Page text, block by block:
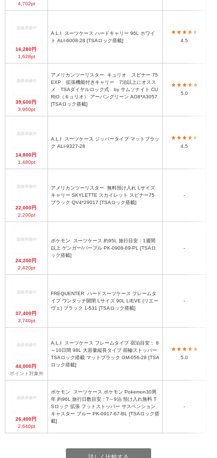
4,702pt
16,280円
1,628pt
A.L.I
ト ALI-6008-28 [TSAロック搭載]
4.5
39,600円
3,960pt
アメリカンツーリスター
EXP 拡張機能付きキャリー 7泊以上にオスス
メ TSAダイヤルロック式 by サムソナイト CU
RIO（キュリオ） アーバングリーン AO8*A3057
[TSAロック搭載]
5.0
14,800円
1,480pt
A.L.I
ク ALI-9327-28
4.5
22,000円
2,200pt
アメリカンツーリスター
キャリー SKYLETTE スカイレット スピナー75
ブラック QV4*29017 [TSAロック搭載]
-
24,200円
2,420pt
ポケモン
以上 ゲンガー/パープル PK-0908-69-PL [TSAロ
ック搭載]
-
37,400円
3,740pt
FREQUENTER
イプ ワンタッチ開閉 Lサイズ 90L LIEVE (リエー
ヴェ) ブラック 1-531 [TSAロック搭載]
-
44,000円
ポイント対象外
A.L.I
～10日間 98L 大容量縦長タイプ 前輪ストッパー
TSAロック搭載 マットブラック GM-056-28 [TSA
ロック搭載]
5.0
26,400円
2,640pt
ポケモン
年 約96L 旅行日数目安：7～9泊 預け入れ無料 T
Sロック 拡張 フットストッパー サスペンション
キャスター ブルー PK-0917-67-BL [TSAロック搭
載]
-